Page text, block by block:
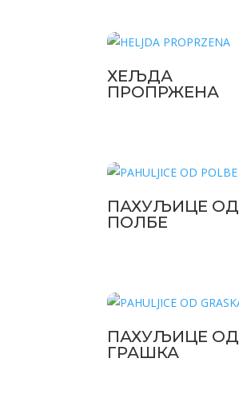
ХЕЉДА
ПРОПРЖЕНА
ПАХУЉИЦЕ ОД
ПОЛБЕ
ПАХУЉИЦЕ ОД
ГРАШКА